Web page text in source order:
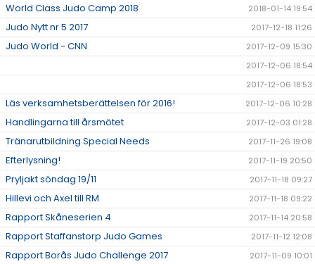
World Class Judo Camp 2018 2018-01-14 19:54
Judo Nytt nr 5 2017 2017-12-18 11:26
Judo World - CNN
2017-12-09 15:30
2017-12-06 18:54
2017-12-06 18:53
Läs verksamhetsberättelsen för 2016! 2017-12-06 10:28
Handlingarna till årsmötet 2017-12-03 01:28
Tränarutbildning Special Needs 2017-11-26 19:08
Efterlysning! 2017-11-19 20:50
Pryljakt söndag 19/11 2017-11-18 09:27
Hillevi och Axel till RM 2017-11-18 09:22
Rapport Skåneserien 4 2017-11-14 20:58
Rapport Staffanstorp Judo Games 2017-11-12 12:08
Rapport Borås Judo Challenge 2017 2017-11-09 10:01